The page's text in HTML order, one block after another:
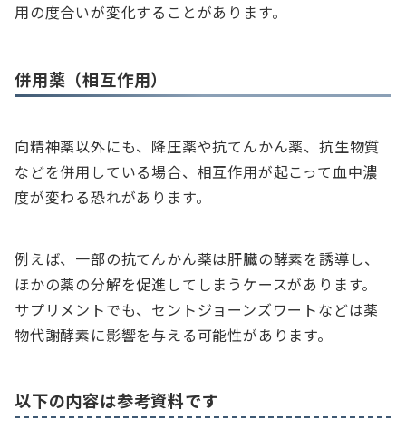
用の度合いが変化することがあります。
併用薬（相互作用）
向精神薬以外にも、降圧薬や抗てんかん薬、抗生物質
などを併用している場合、相互作用が起こって血中濃
度が変わる恐れがあります。
例えば、一部の抗てんかん薬は肝臓の酵素を誘導し、
ほかの薬の分解を促進してしまうケースがあります。
サプリメントでも、セントジョーンズワートなどは薬
物代謝酵素に影響を与える可能性があります。
以下の内容は参考資料です